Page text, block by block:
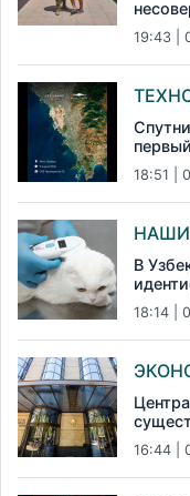
19:43 |
18:51 |
В
18:14 |
16:44 |